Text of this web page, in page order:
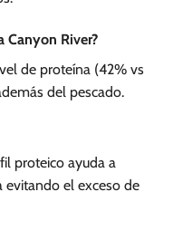
Canyon River?
de proteína (42% vs
del pescado.
proteico ayuda a
evitando el exceso de